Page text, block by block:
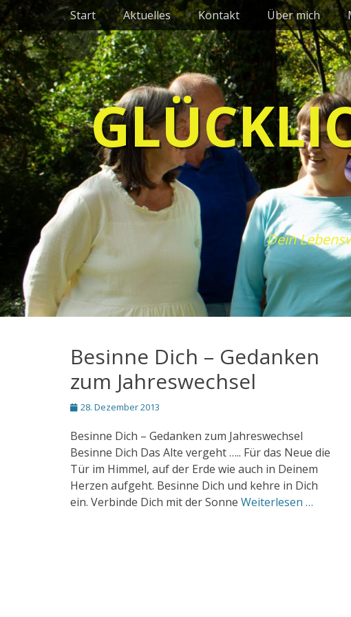
Zum
Inhalt
springen
Primäres Menü
Start Aktuelles Kontakt Über mich
Dein
Besinne Dich – Gedanken
zum Jahreswechsel
Posted
28. Dezember 2013
Besinne Dich – Gedanken zum Jahreswechsel
Besinne Dich Das Alte vergeht ….. Für das Neue die
Tür im Himmel, auf der Erde wie auch in Deinem
Herzen aufgeht. Besinne Dich und kehre in Dich
ein. Verbinde Dich mit der Sonne Weiterlesen …